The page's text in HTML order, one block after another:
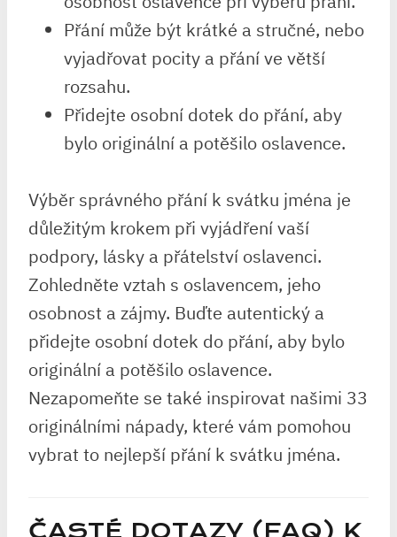
Přání může být krátké a stručné, nebo
vyjadřovat pocity a přání ve větší
rozsahu.
Přidejte osobní dotek do přání, aby
bylo originální a potěšilo oslavence.
Výběr správného přání k svátku jména je
důležitým krokem při vyjádření vaší
podpory, lásky a přátelství oslavenci.
Zohledněte vztah s oslavencem, jeho
osobnost a zájmy. Buďte autentický a
přidejte osobní dotek do přání, aby bylo
originální a potěšilo oslavence.
Nezapomeňte se také inspirovat našimi 33
originálními nápady, které vám pomohou
vybrat to nejlepší přání k svátku jména.
ČASTÉ DOTAZY (FAQ) K